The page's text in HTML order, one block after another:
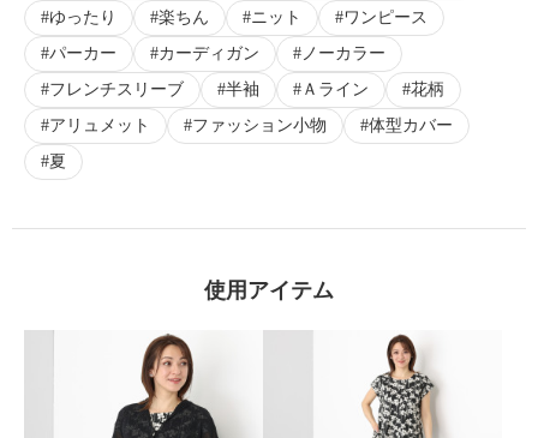
ゆったり
楽ちん ニット
ワンピース
パーカー
カーディガン
ノーカラー
フレンチスリーブ
半袖 Ａライン
花柄
アリュメット
ファッション小物
体型カバー
夏
使用アイテム